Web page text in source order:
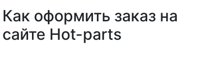
Как оформить заказ на
сайте Hot-parts